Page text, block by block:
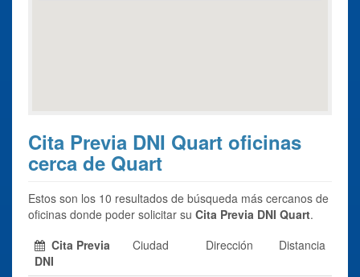
Cita Previa DNI Quart oficinas
cerca de Quart
Estos son los 10 resultados de búsqueda más cercanos de
oficinas donde poder solicitar su Cita Previa DNI Quart.
Cita Previa
DNI
Ciudad Dirección Distancia